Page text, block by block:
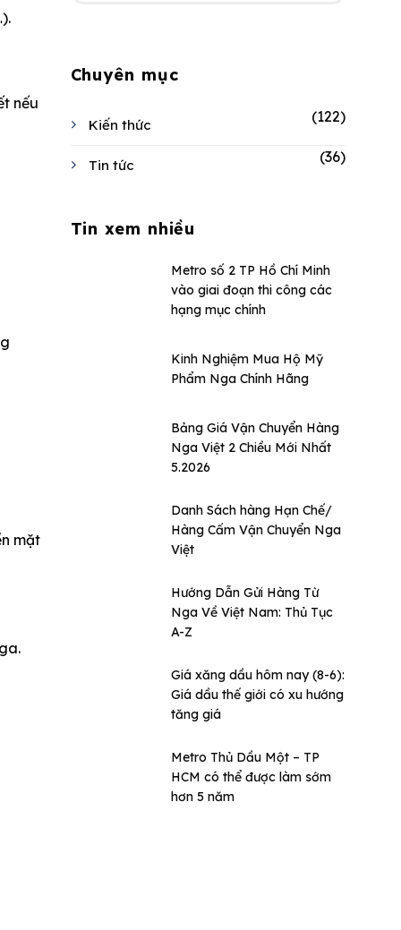
nếu
mặt
Chuyên mục
Kiến thức (122)
Tin tức (36)
Tin xem nhiều
Metro số 2 TP Hồ Chí Minh
vào giai đoạn thi công các
hạng mục chính
Kinh Nghiệm Mua Hộ Mỹ
Phẩm Nga Chính Hãng
Bảng Giá Vận Chuyển Hàng
Nga Việt 2 Chiều Mới Nhất
5.2026
Danh Sách hàng Hạn Chế/
Hàng Cấm Vận Chuyển Nga
Việt
Hướng Dẫn Gửi Hàng Từ
Nga Về Việt Nam: Thủ Tục
A-Z
Giá xăng dầu hôm nay (8-6):
Giá dầu thế giới có xu hướng
tăng giá
Metro Thủ Dầu Một – TP
HCM có thể được làm sớm
hơn 5 năm